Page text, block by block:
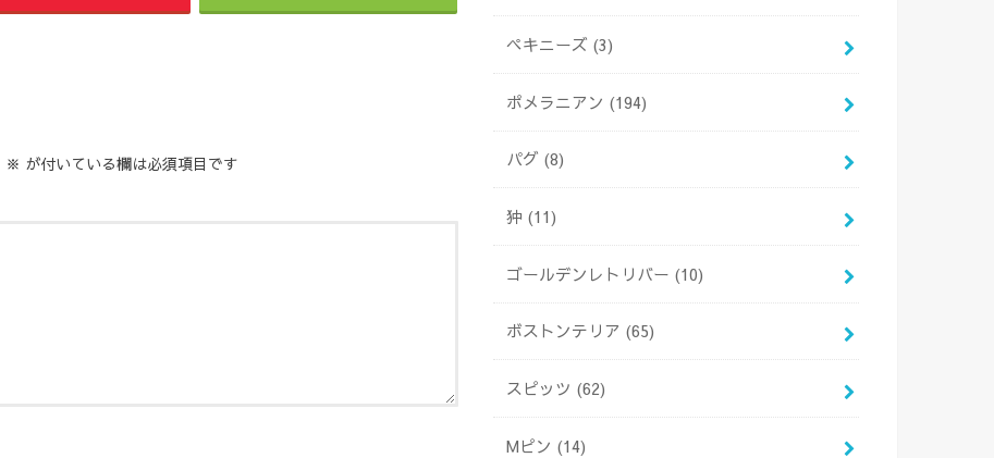
※ が付いている欄は必須項目です
ペキニーズ (3)
ポメラニアン (194)
パグ (8)
狆 (11)
ゴールデンレトリバー (10)
ボストンテリア (65)
スピッツ (62)
Mピン (14)